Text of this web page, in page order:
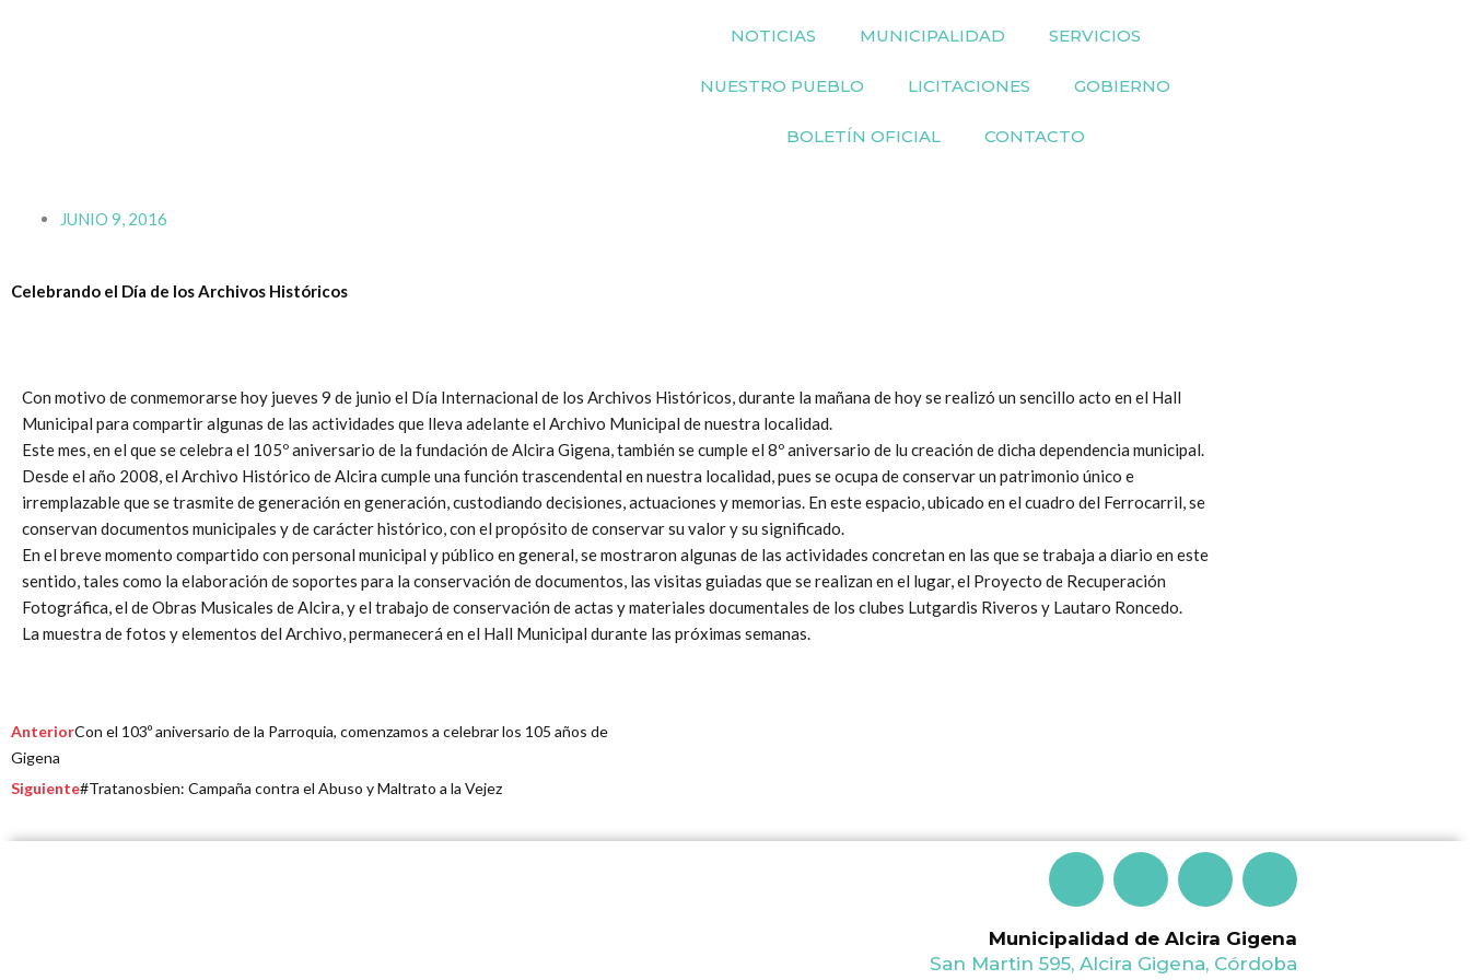
NOTICIAS MUNICIPALIDAD SERVICIOS
NUESTRO PUEBLO LICITACIONES GOBIERNO
BOLETÍN OFICIAL CONTACTO
JUNIO 9, 2016
Celebrando el Día de los Archivos Históricos
Con motivo de conmemorarse hoy jueves 9 de junio el Día Internacional de los Archivos Históricos, durante la mañana de hoy se realizó un sencillo acto en el Hall
Municipal para compartir algunas de las actividades que lleva adelante el Archivo Municipal de nuestra localidad.
Este mes, en el que se celebra el 105º aniversario de la fundación de Alcira Gigena, también se cumple el 8º aniversario de lu creación de dicha dependencia municipal.
Desde el año 2008, el Archivo Histórico de Alcira cumple una función trascendental en nuestra localidad, pues se ocupa de conservar un patrimonio único e
irremplazable que se trasmite de generación en generación, custodiando decisiones, actuaciones y memorias. En este espacio, ubicado en el cuadro del Ferrocarril, se
conservan documentos municipales y de carácter histórico, con el propósito de conservar su valor y su significado.
En el breve momento compartido con personal municipal y público en general, se mostraron algunas de las actividades concretan en las que se trabaja a diario en este
sentido, tales como la elaboración de soportes para la conservación de documentos, las visitas guiadas que se realizan en el lugar, el Proyecto de Recuperación
Fotográfica, el de Obras Musicales de Alcira, y el trabajo de conservación de actas y materiales documentales de los clubes Lutgardis Riveros y Lautaro Roncedo.
La muestra de fotos y elementos del Archivo, permanecerá en el Hall Municipal durante las próximas semanas.
Prev
AnteriorCon el 103º aniversario de la Parroquia, comenzamos a celebrar los 105 años de
Gigena
Siguiente#Tratanosbien: Campaña contra el Abuso y Maltrato a la Vejez
Next
F
a
T
w
I
n
Y
o
Municipalidad de Alcira Gigena
San Martin 595, Alcira Gigena, Córdoba